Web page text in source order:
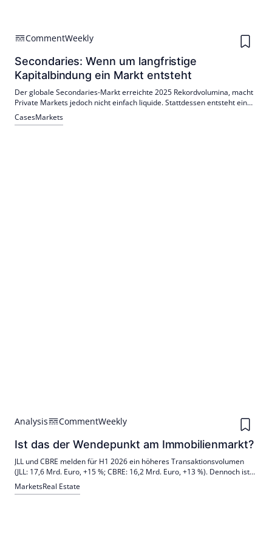
CommentWeekly
Secondaries: Wenn um langfristige
Kapitalbindung ein Markt entsteht
Der globale Secondaries-Markt erreichte 2025 Rekordvolumina, macht
Private Markets jedoch nicht einfach liquide. Stattdessen entsteht eine
Infrastruktur für geordneten Ein- und Ausstieg bei langfristig
gebundenem Kapital. Künstliche Intelligenz dürfte diese Entwicklung
CasesMarkets
Analysis CommentWeekly
Ist das der Wendepunkt am Immobilienmarkt?
JLL und CBRE melden für H1 2026 ein höheres Transaktionsvolumen
(JLL: 17,6 Mrd. Euro, +15 %; CBRE: 16,2 Mrd. Euro, +13 %). Dennoch ist
die Preisfindung uneinheitlich; der Markt wird breiter, bleibt aber
selektiv. Steigende Opportunitätskosten treiben Abschlüsse.
MarketsReal Estate